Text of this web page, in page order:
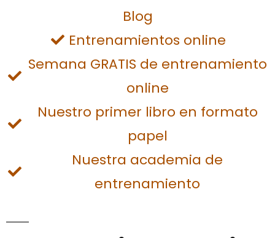
Blog
Entrenamientos online
Semana GRATIS de entrenamiento
online
Nuestro primer libro en formato
papel
Nuestra academia de
entrenamiento